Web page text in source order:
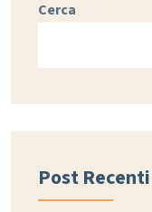
Cerca
Post Recenti